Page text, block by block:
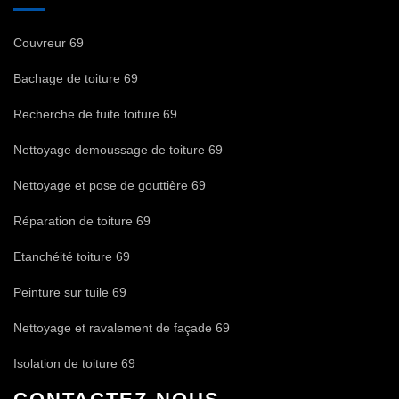
Couvreur 69
Bachage de toiture 69
Recherche de fuite toiture 69
Nettoyage demoussage de toiture 69
Nettoyage et pose de gouttière 69
Réparation de toiture 69
Etanchéité toiture 69
Peinture sur tuile 69
Nettoyage et ravalement de façade 69
Isolation de toiture 69